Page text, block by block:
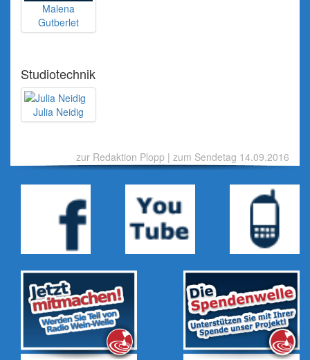
Malena
Gutberlet
Studiotechnik
Julia Neidig
zur Redaktion Plopp | zum Sendetag 14.09.2016